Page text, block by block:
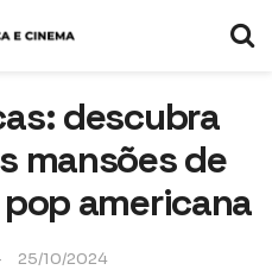
descubra
mansões de
americana
25/10/2024